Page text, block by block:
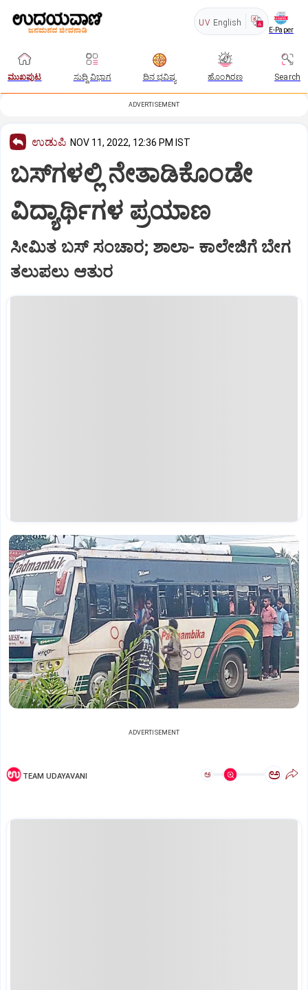
UV English
E-Paper
ಮುಖಪುಟ ಸುದ್ದಿ ವಿಭಾಗ ದಿನ ಭವಿಷ್ಯ ಹೊಂಗಿರಣ Search
ADVERTISEMENT
ಉಡುಪಿ NOV 11, 2022, 12:36 PM IST
ಬಸ್‌ಗಳಲ್ಲಿ ನೇತಾಡಿಕೊಂಡೇ
ವಿದ್ಯಾರ್ಥಿಗಳ ಪ್ರಯಾಣ
ಸೀಮಿತ ಬಸ್‌ ಸಂಚಾರ; ಶಾಲಾ- ಕಾಲೇಜಿಗೆ ಬೇಗ
ತಲುಪಲು ಆತುರ
ADVERTISEMENT
TEAM UDAYAVANI ಅ ಅ